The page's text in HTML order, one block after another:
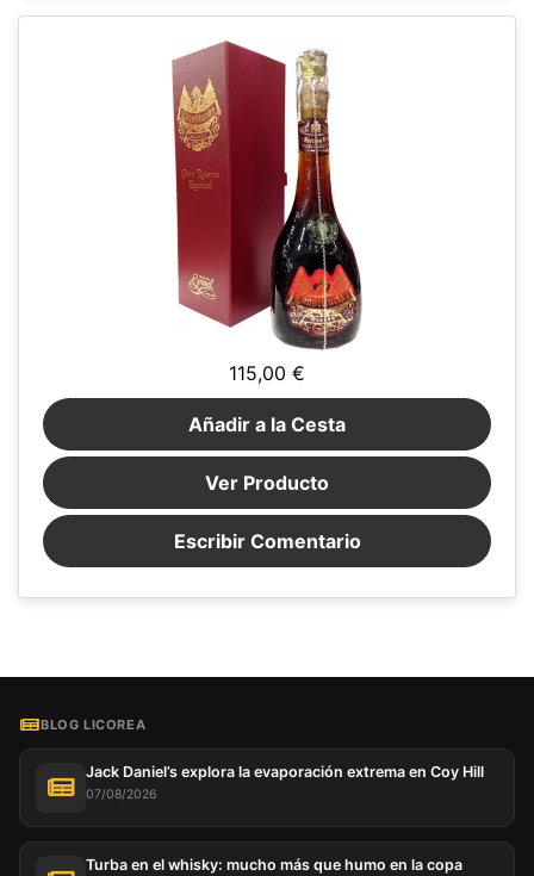
115,00 €
Añadir a la Cesta
Ver Producto
Escribir Comentario
BLOG LICOREA
Jack Daniel’s explora la evaporación extrema en Coy Hill
07/08/2026
Turba en el whisky: mucho más que humo en la copa